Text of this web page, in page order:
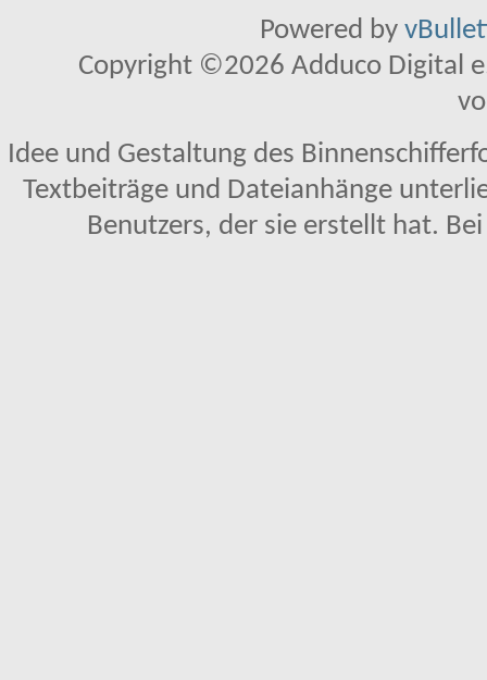
Powered by
Copyright ©2026 Adduco Digital
Idee und Gestaltung des
Textbeiträge und Dateianhänge
Benutzers, der sie erstellt hat.